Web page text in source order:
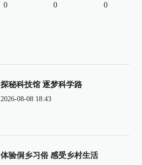
0 0 0
探秘科技馆 逐梦科学路
2026-08-08 18:43
体验侗乡习俗 感受乡村生活